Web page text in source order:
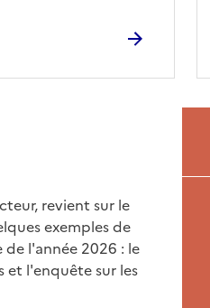
revient sur le
exemples de
l'année 2026 : le
et l'enquête sur les